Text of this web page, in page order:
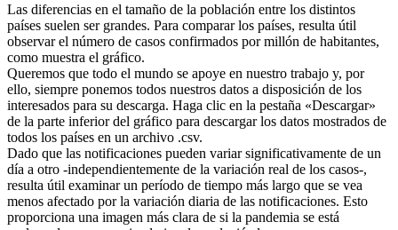
Las diferencias en el tamaño de la población entre los distintos
países suelen ser grandes. Para comparar los países, resulta útil
observar el número de casos confirmados por millón de habitantes,
como muestra el gráfico.
Queremos que todo el mundo se apoye en nuestro trabajo y, por
ello, siempre ponemos todos nuestros datos a disposición de los
interesados para su descarga. Haga clic en la pestaña «Descargar»
de la parte inferior del gráfico para descargar los datos mostrados de
todos los países en un archivo .csv.
Dado que las notificaciones pueden variar significativamente de un
día a otro -independientemente de la variación real de los casos-,
resulta útil examinar un período de tiempo más largo que se vea
menos afectado por la variación diaria de las notificaciones. Esto
proporciona una imagen más clara de si la pandemia se está